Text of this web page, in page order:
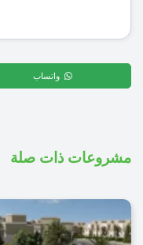
واتساب
مشروعات ذات صلة